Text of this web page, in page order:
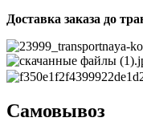
Доставка заказа до
Самовывоз